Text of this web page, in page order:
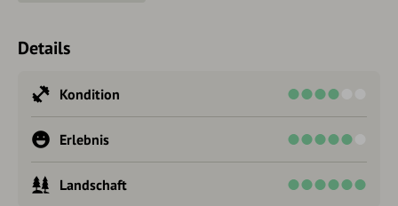
Details
Kondition
Erlebnis
Landschaft